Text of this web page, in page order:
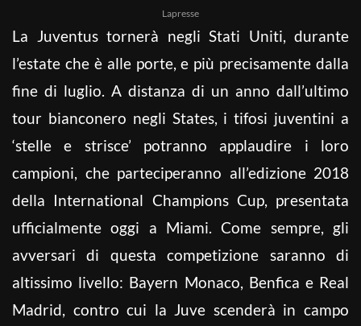
Lapresse
La Juventus tornerà negli Stati Uniti, durante
l’estate che è alle porte, e più precisamente dalla
fine di luglio. A distanza di un anno dall’ultimo
tour bianconero negli States, i tifosi juventini a
‘stelle e strisce’ potranno applaudire i loro
campioni, che parteciperanno all’edizione 2018
della International Champions Cup, presentata
ufficialmente oggi a Miami. Come sempre, gli
avversari di questa competizione saranno di
altissimo livello: Bayern Monaco, Benfica e Real
Madrid, contro cui la Juve scenderà in campo